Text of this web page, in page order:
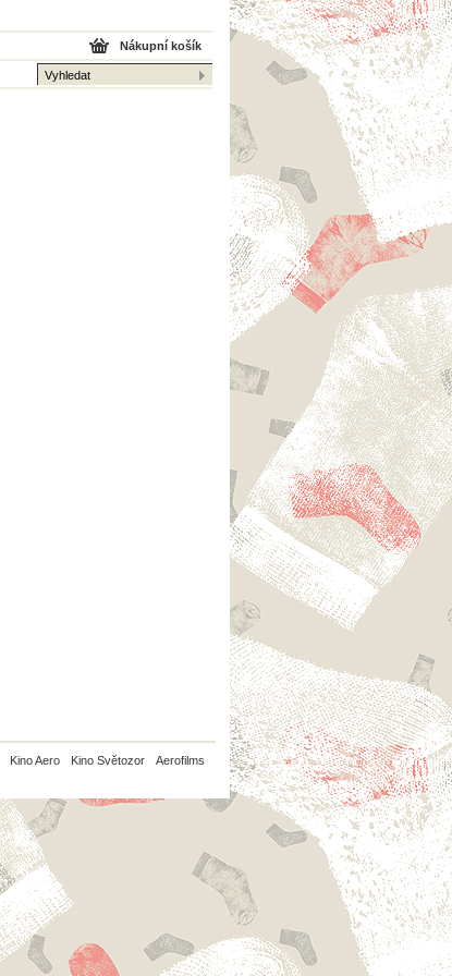
Nákupní košík
Kino Aero Kino Světozor Aerofilms